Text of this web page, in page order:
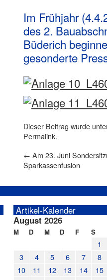
Im Frühjahr
des 2.
Büderich
gesonderte
Dieser Beitrag wurde
Permalink.
← Am 23. Juni
Sparkassenfusion
Artikel-Kalender
August 2026
M D M D F S
1
3
4 5 6 7
8
10
11 12 13 14
15